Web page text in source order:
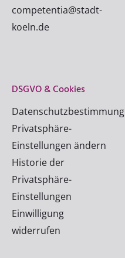
competentia@stadt-
koeln.de
DSGVO & Cookies
Datenschutzbestimmung
Privatsphäre-
Einstellungen ändern
Historie der
Privatsphäre-
Einstellungen
Einwilligung
widerrufen